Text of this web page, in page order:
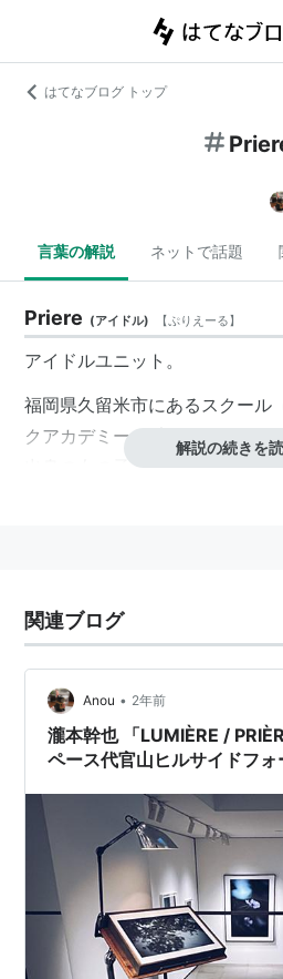
はてなブログ トップ
言葉の解説 ネットで話題
Priere (アイドル) 【ぷりえーる】
アイドルユニット。
福岡県久留米市にあるスクール
クアカデミー、以下MMA）
出身の女の子5人組ダンス＆ボ
同8月15日に江上椎奈はMMA発
同8月29日には上原都花沙、川
ット『SEED』
のメンバーとして活動を再開。
水落日加里は、TVK、RKB等で
の松山奈々子役で出演中。
メンバー（写真左より）
上原都花沙
（うえはらつかさ）
1991年6月20日生まれ。宮
川崎真子
（かわさきまこ）
解説の続きを
関連ブログ
Anou • 2年前
瀧本幹也 「LUMIÈRE /
ペース代官山ヒルサイドフォ